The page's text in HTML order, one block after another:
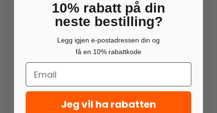
10% rabatt på din
neste bestilling?
Legg igjen e-postadressen din og
få en 10% rabattkode
Jeg vil ha rabatten